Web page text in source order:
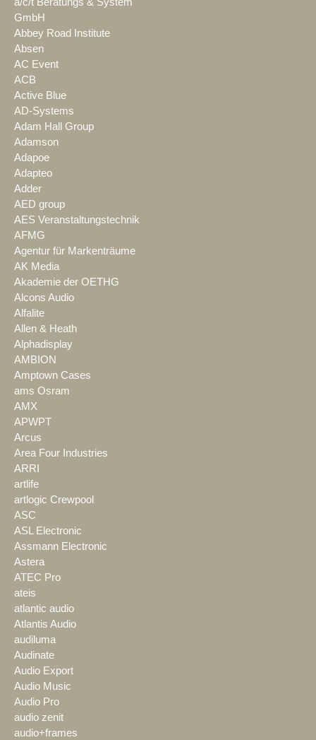
GmbH
Abbey Road Institute
Absen
AC Event
ACB
Active Blue
AD-Systems
Adam Hall Group
Adamson
Adapoe
Adapteo
Adder
AED group
AES Veranstaltungstechnik
AFMG
Agentur für Markenträume
AK Media
Akademie der OETHG
Alcons Audio
Alfalite
Allen & Heath
Alphadisplay
AMBION
Amptown Cases
ams Osram
AMX
APWPT
Arcus
Area Four Industries
ARRI
artlife
artlogic Crewpool
ASC
ASL Electronic
Assmann Electronic
Astera
ATEC Pro
ateis
atlantic audio
Atlantis Audio
audiluma
Audinate
Audio Export
Audio Music
Audio Pro
audio zenit
audio+frames